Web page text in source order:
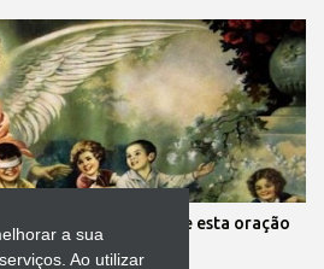
a sua
Ao utilizar
com seus filhos? Reze esta oração